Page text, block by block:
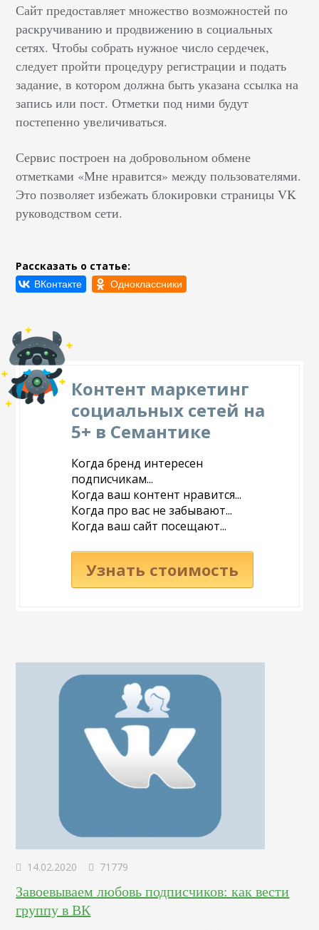
Сайт предоставляет множество возможностей по
раскручиванию и продвижению в социальных
сетях. Чтобы собрать нужное число сердечек,
следует пройти процедуру регистрации и подать
задание, в котором должна быть указана ссылка на
запись или пост. Отметки под ними будут
постепенно увеличиваться.
Сервис построен на добровольном обмене
отметками «Мне нравится» между пользователями.
Это позволяет избежать блокировки страницы VK
руководством сети.
Рассказать о статье:
Контент маркетинг
социальных сетей на
5+ в Семантике
Когда бренд интересен
подписчикам...
Когда ваш контент нравится...
Когда про вас не забывают...
Когда ваш сайт посещают...
Узнать стоимость
14.02.2020 71779
Завоевываем любовь подписчиков: как вести
группу в ВК